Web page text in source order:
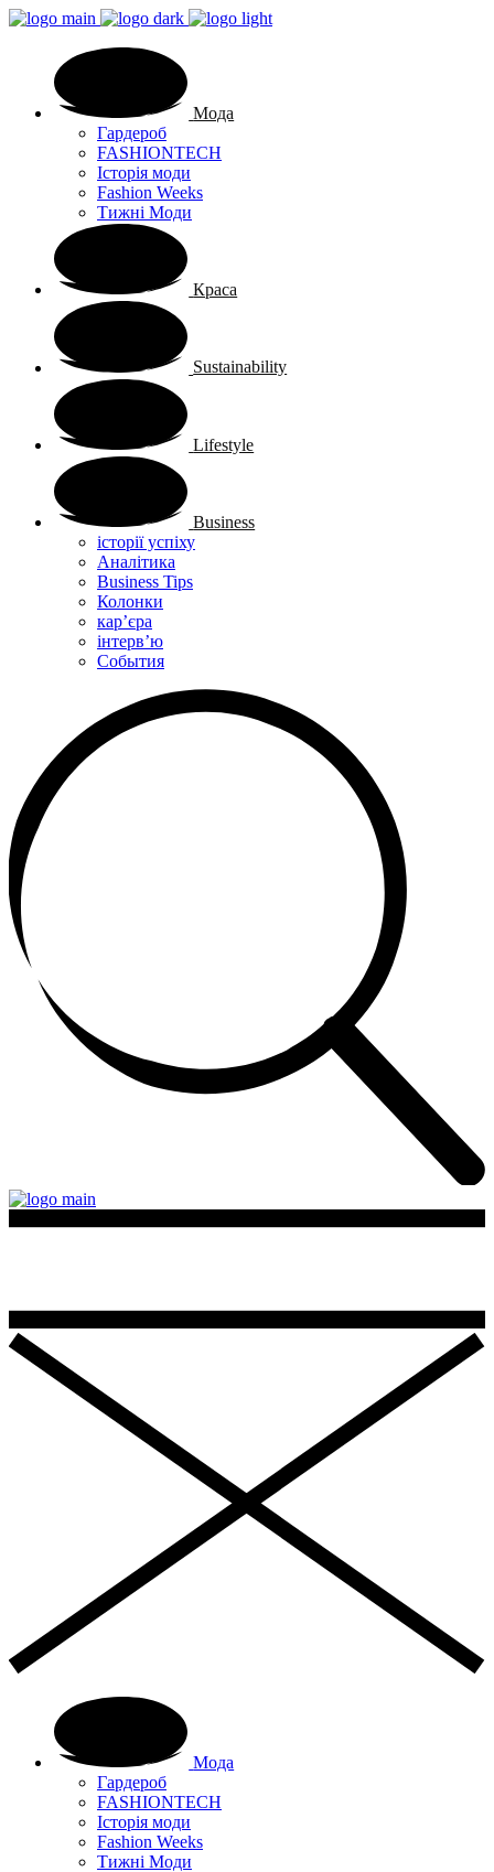
Мода
Гардероб
FASHIONTECH
Історія моди
Fashion Weeks
Тижні Моди
Краса
Sustainability
Lifestyle
Business
історії успіху
Аналітика
Business Tips
Колонки
кар’єра
інтерв’ю
Cобытия
Мода
Гардероб
FASHIONTECH
Історія моди
Fashion Weeks
Тижні Моди